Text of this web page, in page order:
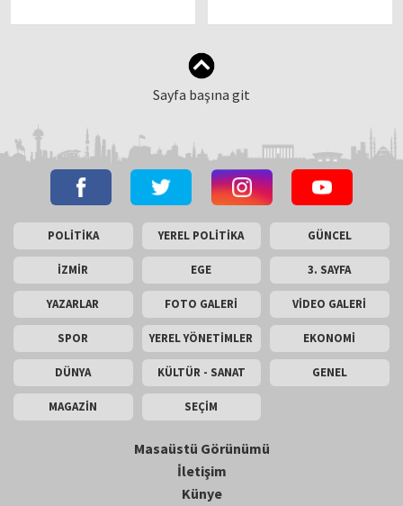
Sayfa başına git
POLİTİKA YEREL POLİTİKA GÜNCEL
İZMİR EGE 3. SAYFA
YAZARLAR FOTO GALERİ VİDEO GALERİ
SPOR YEREL YÖNETİMLER EKONOMİ
DÜNYA KÜLTÜR - SANAT GENEL
MAGAZİN SEÇİM
Masaüstü Görünümü
İletişim
Künye